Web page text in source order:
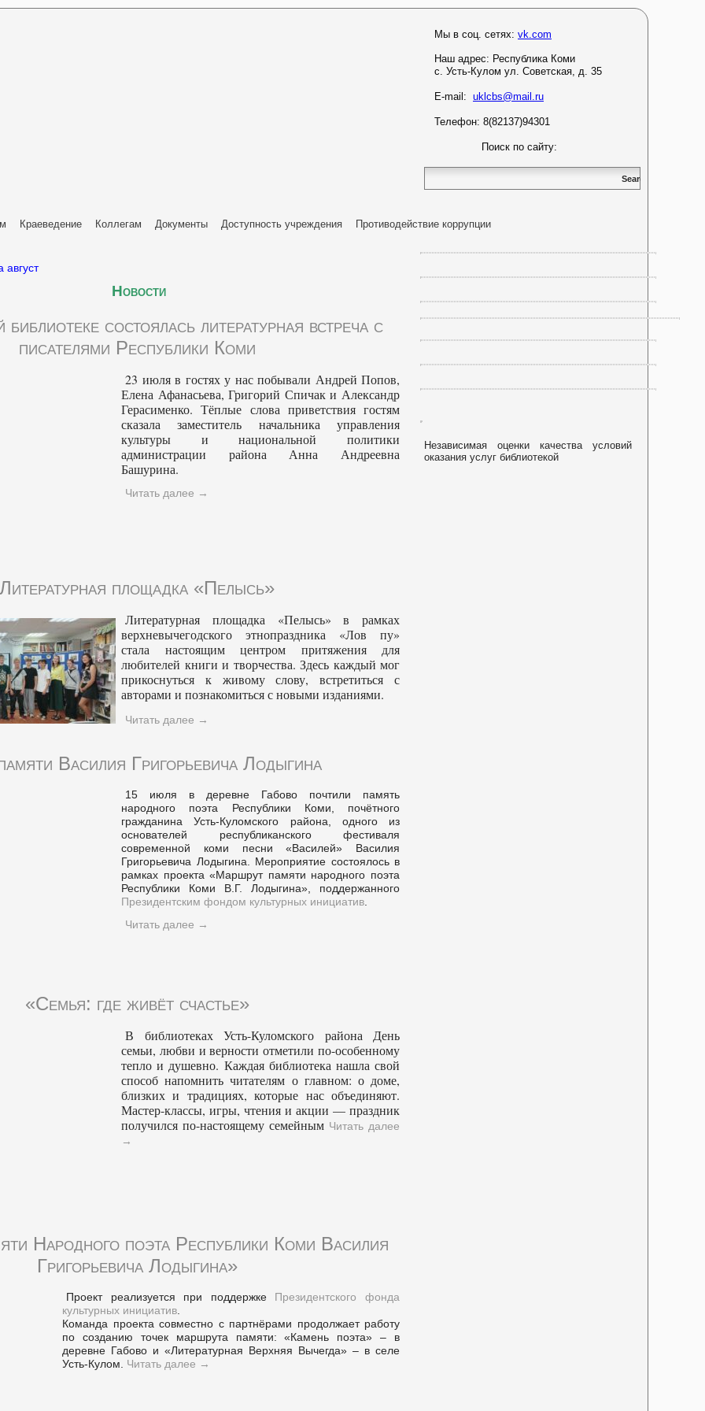
Мы в соц. сетях: vk.com
Наш адрес: Республика Коми
с. Усть-Кулом ул. Советская, д. 35
E-mail: uklcbs@mail.ru
Телефон: 8(82137)94301
Поиск по сайту:
Краеведение Коллегам Документы Доступность учреждения Противодействие коррупции
Новости
состоялась литературная встреча с
писателями Республики Коми
23 июля в гостях у нас побывали Андрей Попов,
Елена Афанасьева, Григорий Спичак и Александр
Герасименко. Тёплые слова приветствия гостям
сказала заместитель начальника управления
культуры и национальной политики
администрации района Анна Андреевна
Башурина.
Читать далее →
Литературная площадка «Пелысь»
Литературная площадка «Пелысь» в рамках
верхневычегодского этнопраздника «Лов пу»
стала настоящим центром притяжения для
любителей книги и творчества. Здесь каждый мог
прикоснуться к живому слову, встретиться с
авторами и познакомиться с новыми изданиями.
Читать далее →
Василия Григорьевича Лодыгина
15 июля в деревне Габово почтили память
народного поэта Республики Коми, почётного
гражданина Усть-Куломского района, одного из
основателей республиканского фестиваля
современной коми песни «Василей» Василия
Григорьевича Лодыгина. Мероприятие состоялось в
рамках проекта «Маршрут памяти народного поэта
Республики Коми В.Г. Лодыгина», поддержанного
Президентским фондом культурных инициатив
Читать далее →
«Семья: где живёт счастье»
В библиотеках Усть-Куломского района День
семьи, любви и верности отметили по-особенному
тепло и душевно. Каждая библиотека нашла свой
способ напомнить читателям о главном: о доме,
близких и традициях, которые нас объединяют.
Мастер-классы, игры, чтения и акции — праздник
получился по-настоящему семейным Читать далее
→
Народного поэта Республики Коми Василия
Григорьевича Лодыгина»
Проект реализуется при поддержке Президентского фонда
культурных инициатив
Команда проекта совместно с партнёрами продолжает работу
по созданию точек маршрута памяти: «Камень поэта» – в
деревне Габово и «Литературная Верхняя Вычегда» – в селе
Усть-Кулом. Читать далее →
Независимая оценки качества условий
оказания услуг библиотекой